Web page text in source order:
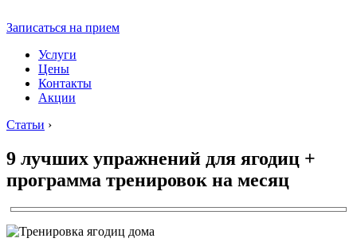
Записаться на прием
Услуги
Цены
Контакты
Акции
Статьи ›
9 лучших упражнений для ягодиц +
программа тренировок на месяц